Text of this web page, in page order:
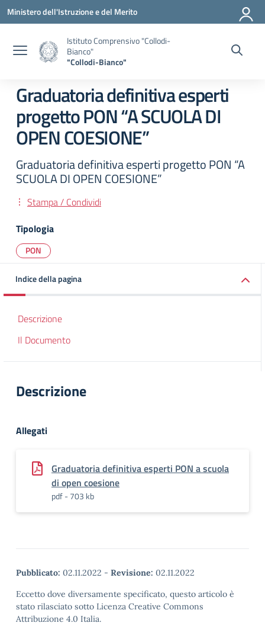
Vai ai contenuti
Vai al menu di navigazione
Vai al footer
Ministero dell'Istruzione e del Merito
Istituto Comprensivo "Collodi-
Bianco"
"Collodi-Bianco"
Graduatoria definitiva esperti
progetto PON “A SCUOLA DI
OPEN COESIONE”
Graduatoria definitiva esperti progetto PON “A
SCUOLA DI OPEN COESIONE”
Stampa / Condividi
Tipologia
PON
Indice della pagina
Descrizione
Il Documento
Descrizione
Allegati
Graduatoria definitiva esperti PON a scuola
di open coesione
pdf - 703 kb
Pubblicato: 02.11.2022 - Revisione: 02.11.2022
Eccetto dove diversamente specificato, questo articolo è
stato rilasciato sotto Licenza Creative Commons
Attribuzione 4.0 Italia.